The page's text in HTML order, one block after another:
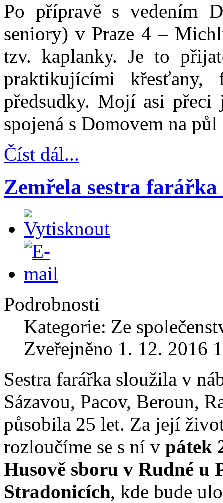
Po přípravě s vedením
seniory) v Praze 4 –
tzv. kaplanky. Je to
praktikujícími křesťany,
předsudky. Mojí asi přeci
spojená s Domovem na
Číst dál...
Zemřela sestra
Podrobnosti
Kategorie: Ze
Zveřejněno 1. 12. 2016
Sestra farářka sloužila v
Sázavou, Pacov, Beroun,
působila 25 let. Za její
rozloučíme se s ní v pátek
Husově sboru v Rudné u
Stradonicích, kde bude